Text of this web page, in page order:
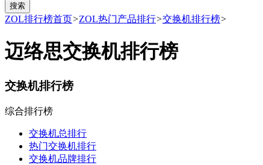
ZOL排行榜首页>ZOL热门产品排行>交换机排行榜>
迈络思交换机排行榜
交换机排行榜
综合排行榜
交换机总排行
热门交换机排行
交换机品牌排行